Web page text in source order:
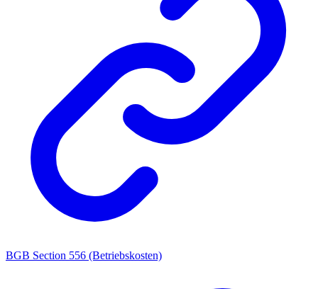
BGB Section 556 (Betriebskosten)